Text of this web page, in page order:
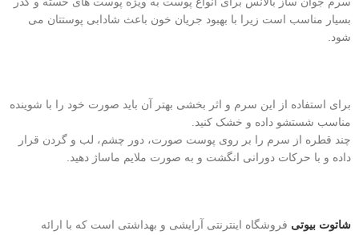
بسیار مناسب است زیرا با بهبود جریان خون باعث شادابی پوستتان می
شود.
برای استفاده از این سرم و اثر بخشی بهتر آن باید صورت خود را با شوینده
مناسب شستشو داده و خشک کنید.
چند قطره از سرم را بر روی پوست صورت، دور چشم، لب و گردن قرار
داده و با حرکات دورانی انگشت و به صورت ملایم ماساژ دهید.
شاتوت بیوتی فروشگاه اینترنتی آرایشی و بهداشتی است که با ارائه